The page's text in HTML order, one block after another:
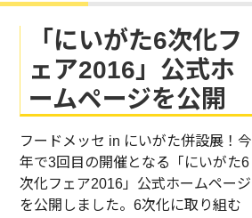
「にいがた6次化フ
ェア2016」公式ホ
ームページを公開
フードメッセ in にいがた併設展！今
年で3回目の開催となる「にいがた6
次化フェア2016」公式ホームページ
を公開しました。6次化に取り組む